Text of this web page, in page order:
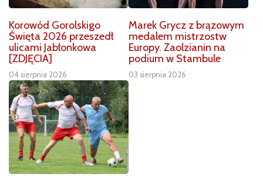
Korowód Gorolskigo
Święta 2026 przeszedł
ulicami Jabłonkowa
[ZDJĘCIA]
04 sierpnia 2026
Marek Grycz z brązowym
medalem mistrzostw
Europy. Zaolzianin na
podium w Stambule
03 sierpnia 2026